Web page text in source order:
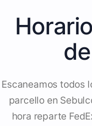
Escaneamos todos
parcello en
hora reparte